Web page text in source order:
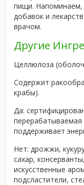
пищи.
добавок и
врачом.
Другие
Целлюлоза
Содержит
крабы).
Да:
перерабатываемая
поддерживает
Нет: дрожжи,
сахар,
искусственные
подсластители,